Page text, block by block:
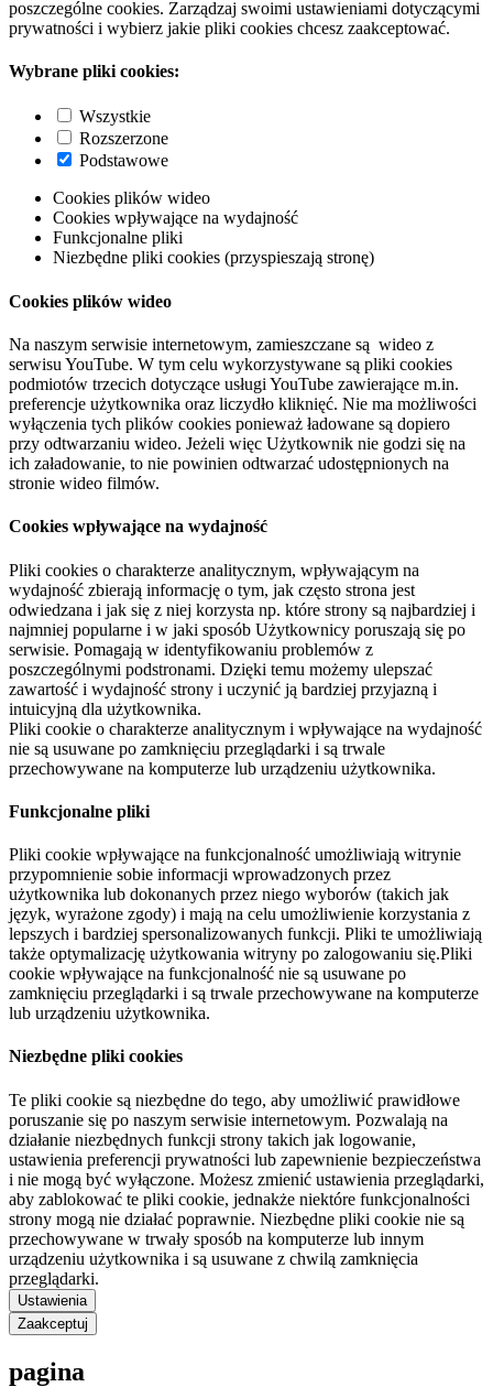
poszczególne cookies. Zarządzaj swoimi ustawieniami dotyczącymi
prywatności i wybierz jakie pliki cookies chcesz zaakceptować.
Wybrane pliki cookies:
Wszystkie
Rozszerzone
Podstawowe
Cookies plików wideo
Cookies wpływające na wydajność
Funkcjonalne pliki
Niezbędne pliki cookies (przyspieszają stronę)
Cookies plików wideo
Na naszym serwisie internetowym, zamieszczane są wideo z
serwisu YouTube. W tym celu wykorzystywane są pliki cookies
podmiotów trzecich dotyczące usługi YouTube zawierające m.in.
preferencje użytkownika oraz liczydło kliknięć. Nie ma możliwości
wyłączenia tych plików cookies ponieważ ładowane są dopiero
przy odtwarzaniu wideo. Jeżeli więc Użytkownik nie godzi się na
ich załadowanie, to nie powinien odtwarzać udostępnionych na
stronie wideo filmów.
Cookies wpływające na wydajność
Pliki cookies o charakterze analitycznym, wpływającym na
wydajność zbierają informację o tym, jak często strona jest
odwiedzana i jak się z niej korzysta np. które strony są najbardziej i
najmniej popularne i w jaki sposób Użytkownicy poruszają się po
serwisie. Pomagają w identyfikowaniu problemów z
poszczególnymi podstronami. Dzięki temu możemy ulepszać
zawartość i wydajność strony i uczynić ją bardziej przyjazną i
intuicyjną dla użytkownika.
Pliki cookie o charakterze analitycznym i wpływające na wydajność
nie są usuwane po zamknięciu przeglądarki i są trwale
przechowywane na komputerze lub urządzeniu użytkownika.
Funkcjonalne pliki
Pliki cookie wpływające na funkcjonalność umożliwiają witrynie
przypomnienie sobie informacji wprowadzonych przez
użytkownika lub dokonanych przez niego wyborów (takich jak
język, wyrażone zgody) i mają na celu umożliwienie korzystania z
lepszych i bardziej spersonalizowanych funkcji. Pliki te umożliwiają
także optymalizację użytkowania witryny po zalogowaniu się.Pliki
cookie wpływające na funkcjonalność nie są usuwane po
zamknięciu przeglądarki i są trwale przechowywane na komputerze
lub urządzeniu użytkownika.
Niezbędne pliki cookies
Te pliki cookie są niezbędne do tego, aby umożliwić prawidłowe
poruszanie się po naszym serwisie internetowym. Pozwalają na
działanie niezbędnych funkcji strony takich jak logowanie,
ustawienia preferencji prywatności lub zapewnienie bezpieczeństwa
i nie mogą być wyłączone. Możesz zmienić ustawienia przeglądarki,
aby zablokować te pliki cookie, jednakże niektóre funkcjonalności
strony mogą nie działać poprawnie. Niezbędne pliki cookie nie są
przechowywane w trwały sposób na komputerze lub innym
urządzeniu użytkownika i są usuwane z chwilą zamknięcia
przeglądarki.
Ustawienia
Zaakceptuj
pagina